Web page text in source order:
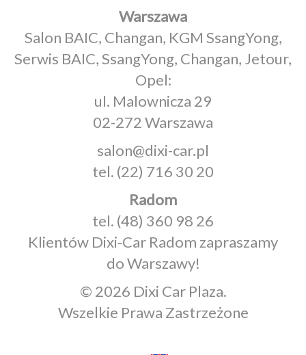
Warszawa
Salon BAIC, Changan, KGM SsangYong,
Serwis BAIC, SsangYong, Changan, Jetour,
Opel:
ul. Malownicza 29
02-272 Warszawa
salon@dixi-car.pl
tel. (22) 716 30 20
Radom
tel. (48) 360 98 26
Klientów Dixi‑Car Radom zapraszamy
do Warszawy!
© 2026 Dixi Car Plaza.
Wszelkie Prawa Zastrzeżone